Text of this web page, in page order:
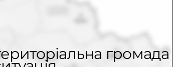
громада